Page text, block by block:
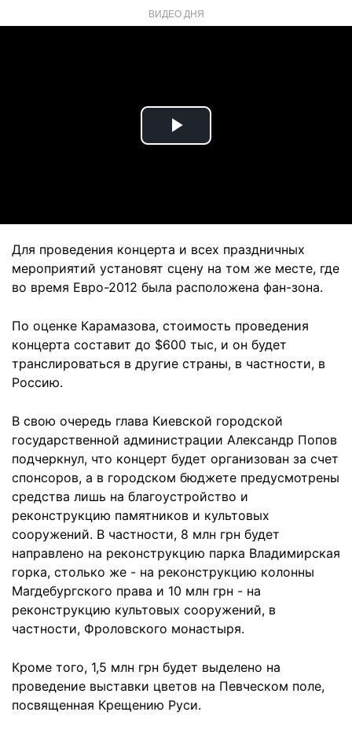
ВИДЕО ДНЯ
Play
Для проведения концерта и всех праздничных
мероприятий установят сцену на том же месте, где
во время Евро-2012 была расположена фан-зона.
По оценке Карамазова, стоимость проведения
концерта составит до $600 тыс, и он будет
транслироваться в другие страны, в частности, в
Россию.
В свою очередь глава Киевской городской
государственной администрации Александр Попов
подчеркнул, что концерт будет организован за счет
спонсоров, а в городском бюджете предусмотрены
средства лишь на благоустройство и
реконструкцию памятников и культовых
сооружений. В частности, 8 млн грн будет
направлено на реконструкцию парка Владимирская
горка, столько же - на реконструкцию колонны
Магдебургского права и 10 млн грн - на
реконструкцию культовых сооружений, в
частности, Фроловского монастыря.
Кроме того, 1,5 млн грн будет выделено на
проведение выставки цветов на Певческом поле,
посвященная Крещению Руси.